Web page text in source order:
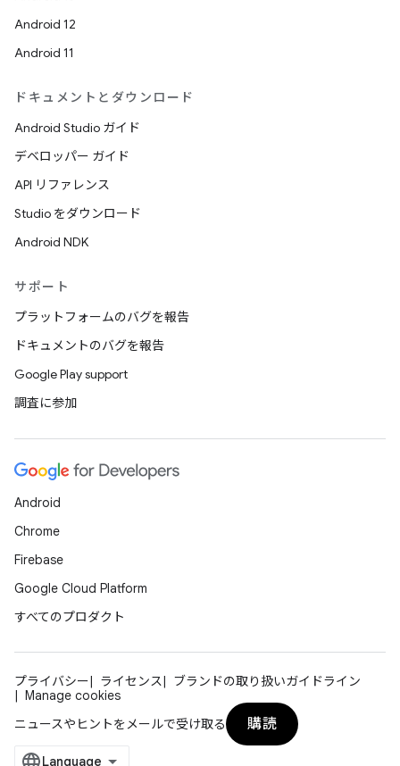
Android 12
Android 11
ドキュメントとダウンロード
Android Studio ガイド
デベロッパー ガイド
API リファレンス
Studio をダウンロード
Android NDK
サポート
プラットフォームのバグを報告
ドキュメントのバグを報告
Google Play support
調査に参加
Android
Chrome
Firebase
Google Cloud Platform
すべてのプロダクト
プライバシー ライセンス
ブランドの取り扱いガイドライン
Manage cookies
ニュースやヒントをメールで受け取る
購読